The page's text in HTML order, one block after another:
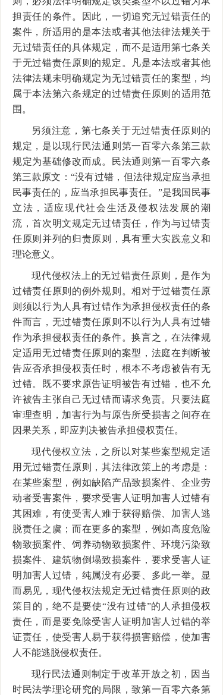
担责任的条件。因此，一切追究无过错责任的
案件，所适用的是本法或者其他法律法规关于
无过错责任的具体规定，而不是适用第七条关
于无过错责任原则的规定。凡是本法或者其他
法律法规未明确规定为无过错责任的案型，均
属于本法第六条规定的过错责任原则的适用范
围。
另须注意，第七条关于无过错责任原则的
规定，是以现行民法通则第一百零六条第三款
规定为基础修改而成。民法通则第一百零六条
第三款原文：“没有过错，但法律规定应当承担
民事责任的，应当承担民事责任。”是我国民事
立法，适应现代社会生活及侵权法发展的潮
流，首次明文规定无过错责任，作为与过错责
任原则并列的归责原则，具有重大实践意义和
理论意义。
现代侵权法上的无过错责任原则，是作为
过错责任原则的例外规则。相对于过错责任原
则须以行为人具有过错作为承担侵权责任的条
件而言，无过错责任原则不以行为人具有过错
作为承担侵权责任的条件。换言之，在法律规
定适用无过错责任原则的案型，法庭在判断被
告应否承担侵权责任时，根本不考虑被告有无
过错。既不要求原告证明被告有过错，也不允
许被告主张自己无过错而请求免责。只要法庭
审理查明，加害行为与原告所受损害之间存在
因果关系，即应判决被告承担侵权责任。
现代侵权立法，之所以对某些案型规定适
用无过错责任原则，其法律政策上的考虑是：
在某些案型，例如缺陷产品致损案件、企业劳
动者受害案件，要求受害人证明加害人过错有
其困难，有使受害人难于获得赔偿、加害人逃
脱责任之虞；而在更多的案型，例如高度危险
物致损案件、饲养动物致损案件、环境污染致
损案件、建筑物倒塌致损案件，要求受害人证
明加害人过错，纯属没有必要、多此一举。显
而易见，现代侵权法规定无过错责任原则的政
策目的，绝不是要使“没有过错”的人承担侵权
责任，而是要免除受害人证明加害人过错的举
证责任，使受害人易于获得损害赔偿，使加害
人不能逃脱侵权责任。
现行民法通则制定于改革开放之初，因当
时民法学理论研究的局限，致第一百零六条第